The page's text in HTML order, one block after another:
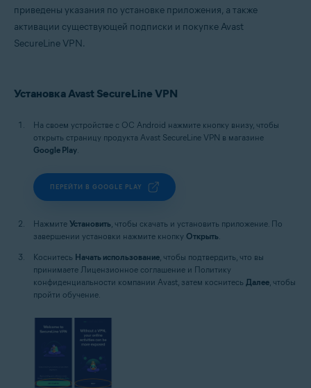
приведены указания по установке приложения, а также
активации существующей подписки и покупке Avast
SecureLine VPN.
Установка Avast SecureLine VPN
На своем устройстве с ОС Android нажмите кнопку внизу, чтобы
открыть страницу продукта Avast SecureLine VPN в магазине
Google Play.
ПЕРЕЙТИ В GOOGLE PLAY
Нажмите Установить, чтобы скачать и установить приложение. По
завершении установки нажмите кнопку Открыть.
Коснитесь Начать использование, чтобы подтвердить, что вы
принимаете Лицензионное соглашение и Политику
конфиденциальности компании Avast, затем коснитесь Далее, чтобы
пройти обучение.